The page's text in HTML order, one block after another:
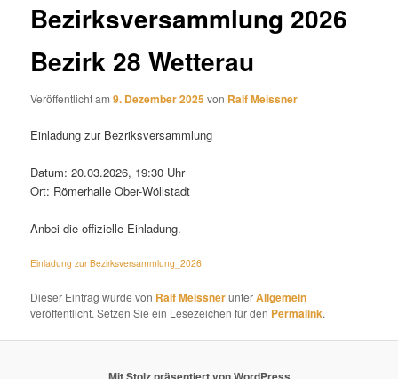
Bezirksversammlung 2026
Bezirk 28 Wetterau
Veröffentlicht am9. Dezember 2025von Ralf Meissner
Einladung zur Bezriksversammlung
Datum: 20.03.2026, 19:30 Uhr
Ort: Römerhalle Ober-Wöllstadt
Anbei die offizielle Einladung.
Einladung zur Bezirksversammlung_2026
Dieser Eintrag wurde von Ralf MeissnerunterAllgemein
veröffentlicht. Setzen Sie ein Lesezeichen für den Permalink.